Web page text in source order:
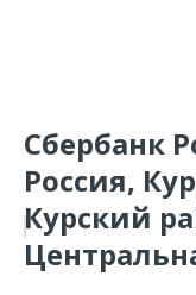
Сбербанк
Россия,
Курский